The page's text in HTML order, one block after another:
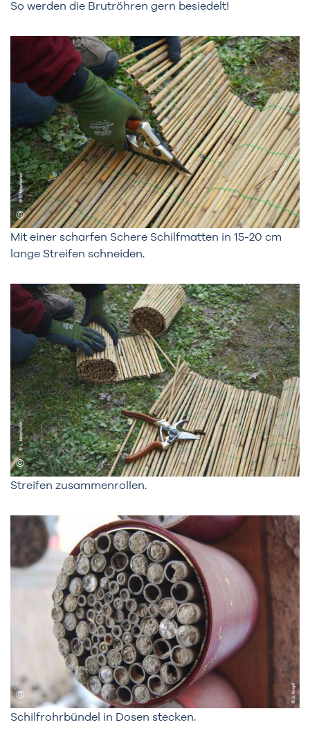
So werden die Brutröhren gern besiedelt!
Mit einer scharfen Schere Schilfmatten in 15-20 cm
lange Streifen schneiden.
Streifen zusammenrollen.
Schilfrohrbündel in Dosen stecken.